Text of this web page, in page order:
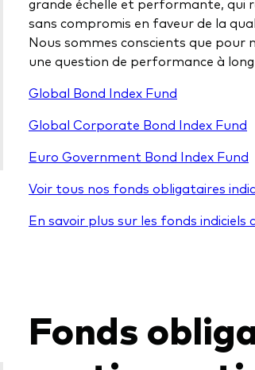
sans compromis en faveur de la
Nous sommes conscients que pour
une question de performance à
Global Bond Index Fund
Global Corporate Bond Index Fund
Euro Government Bond Index Fund
Voir tous nos fonds obligataires
En savoir plus sur les fonds indiciels
Fonds